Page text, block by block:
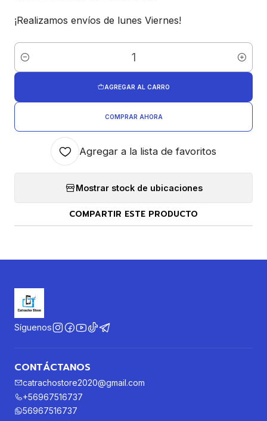
¡Realizamos envíos de lunes Viernes!
Cantidad
AGREGAR AL CARRO
COMPRAR AHORA
Agregar a la lista de favoritos
Mostrar stock de ubicaciones
COMPARTIR ESTE PRODUCTO
Síguenos
CONTÁCTANOS
catrachostore2020@gmail.com
+56967516737
56967516737